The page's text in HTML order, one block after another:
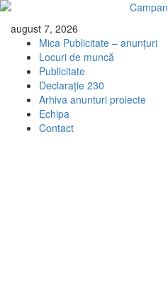
Skip
content
august 7, 2026
Mica Publicitate – anunțuri
Locuri de muncă
Publicitate
Declarație 230
Arhiva anunturi proiecte
Echipa
Contact